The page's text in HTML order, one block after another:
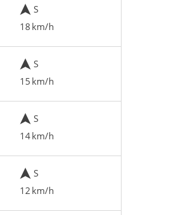
S
18 km/h
S
15 km/h
S
14 km/h
S
12 km/h